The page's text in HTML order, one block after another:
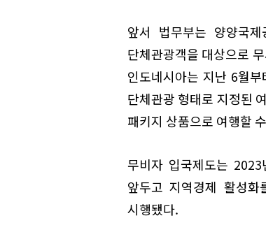
앞서 법무부는 양양국제
단체관광객을 대상으로
인도네시아는 지난 6월
단체관광 형태로 지정된
패키지 상품으로 여행할
무비자 입국제도는 2023
앞두고 지역경제 활성
시행됐다.